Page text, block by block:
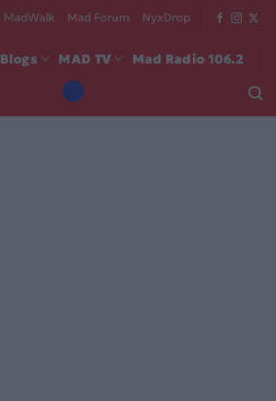
MadWalk Mad Forum NyxDrop
Blogs MAD TV Mad Radio 106.2